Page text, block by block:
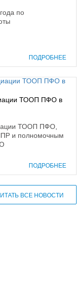
по
ПОДРОБНЕЕ
ТООП ПФО в
ТООП ПФО,
и полномочным
ПОДРОБНЕЕ
ВСЕ НОВОСТИ